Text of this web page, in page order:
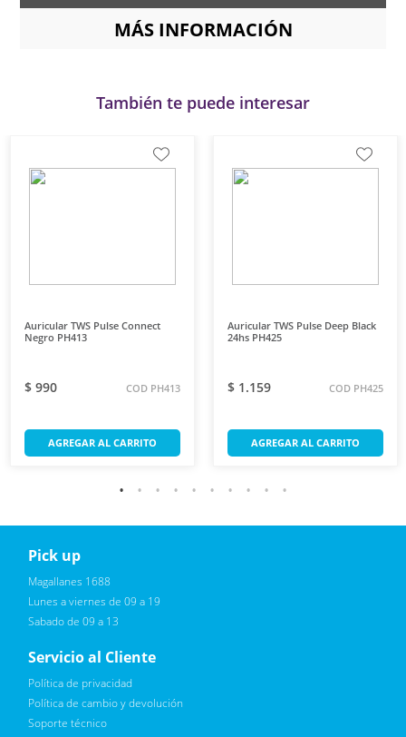
MÁS INFORMACIÓN
También te puede interesar
Auricular TWS Pulse Connect
Negro PH413
$ 990 COD PH413
AGREGAR AL CARRITO
Auricular TWS Pulse Deep Black
24hs PH425
$ 1.159 COD PH425
AGREGAR AL CARRITO
Reciba novedades, promociones exclusivas
Pick up
Magallanes 1688
Lunes a viernes de 09 a 19
Sabado de 09 a 13
Servicio al Cliente
Política de privacidad
Política de cambio y devolución
Soporte técnico